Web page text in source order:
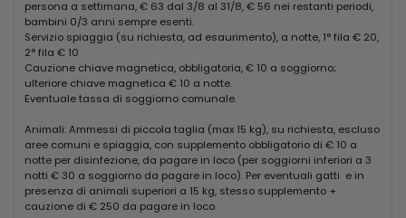
Per i piccoli ospiti: per bambini fino a 3 anni, kit cortesia baby,
biberoneria accessibile h24, con assistenza ad orari stabiliti,
attrezzata con sterilizzatore, scaldabiberon, angolo cottura, lavabo,
pentole e stoviglie, frullatore, frigorifero, microonde, seggioloni, prodotti
specifici (brodo vegetale, passato di verdura, pastine, prosciutto cotto,
latticini, frutta fresca, omogeneizzati di carne, pesce e frutta, latte
fresco, biscotti, yogurt, acqua, succhi di frutta, tè e camomilla). I
consumarsi all’interno dei locali, sempre in compagnia dei genitori.
Nota: tutti i servizi sono inclusi nella Futurotto Card a pagamento.
A PAGAMENTO
Servizio spiaggia in 1°/2° fila, chiosco bar in spiaggia, noleggio bici,
escursioni.
persona a settimana, € 63 dal 3/8 al 31/8, € 56 nei restanti periodi,
bambini 0/3 anni sempre esenti.
Servizio spiaggia (su richiesta, ad esaurimento), a notte, 1° fila € 20,
2° fila € 10
Cauzione chiave magnetica, obbligatoria, € 10 a soggiorno;
ulteriore chiave magnetica € 10 a notte.
Eventuale tassa di soggiorno comunale.
Animali: Ammessi di piccola taglia (max 15 kg), su richiesta, escluso
aree comuni e spiaggia, con supplemento obbligatorio di € 10 a
notte per disinfezione, da pagare in loco (per soggiorni inferiori a 3
notti € 30 a soggiorno da pagare in loco). Per eventuali gatti e in
presenza di animali superiori a 15 kg, stesso supplemento +
cauzione di € 250 da pagare in loco.